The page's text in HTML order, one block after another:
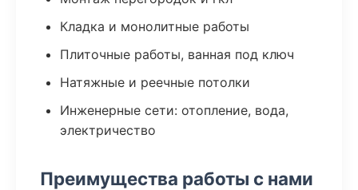
Кладка и монолитные работы
Плиточные работы, ванная под ключ
Натяжные и реечные потолки
Инженерные сети: отопление, вода,
электричество
Преимущества работы с нами